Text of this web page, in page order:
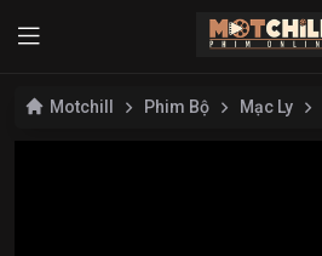
Motchill Phim Bộ Mạc Ly